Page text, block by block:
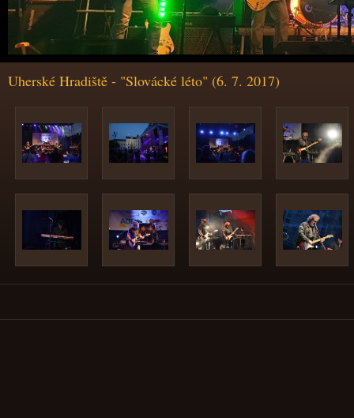
Uherské Hradiště - "Slovácké léto" (6. 7. 2017)